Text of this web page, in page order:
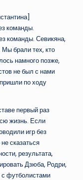
команды.
команды. Севикяна,
Мы брали тех, кто
намного позже,
не был с нами
по ходу
первый раз
жизнь. Если
игр без
сказаться
результата,
Дзюба, Родри,
футболистами